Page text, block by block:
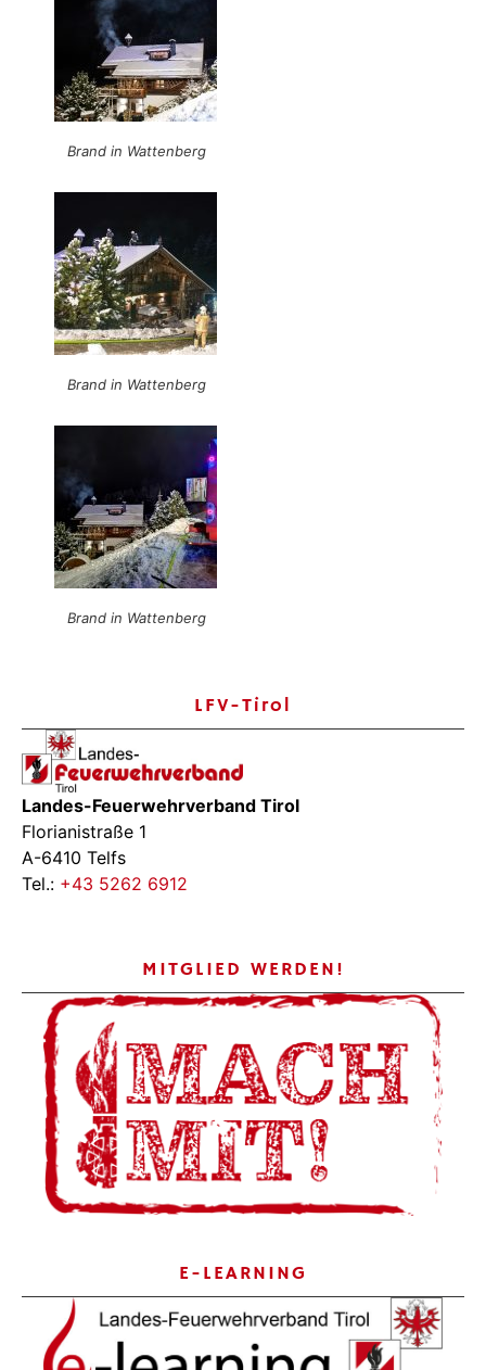
Brand in Wattenberg
Brand in Wattenberg
Brand in Wattenberg
LFV-Tirol
Landes-Feuerwehrverband Tirol
Florianistraße 1
A-6410 Telfs
Tel.: +43 5262 6912
MITGLIED WERDEN!
E-LEARNING